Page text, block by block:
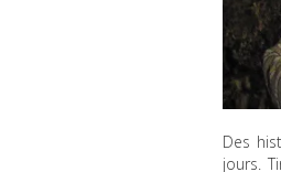
Des
jours.